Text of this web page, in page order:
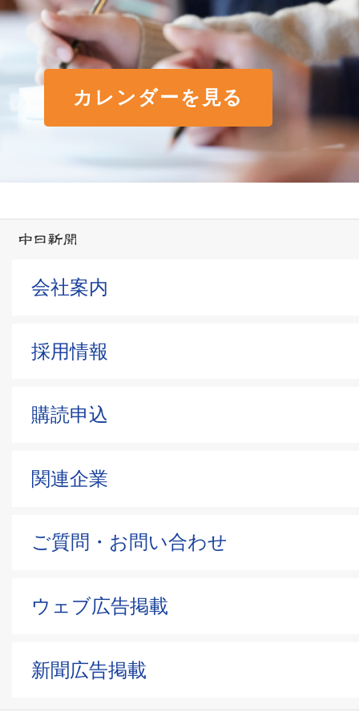
カレンダーを見る
会社案内
採用情報
購読申込
関連企業
ご質問・お問い合わせ
ウェブ広告掲載
新聞広告掲載